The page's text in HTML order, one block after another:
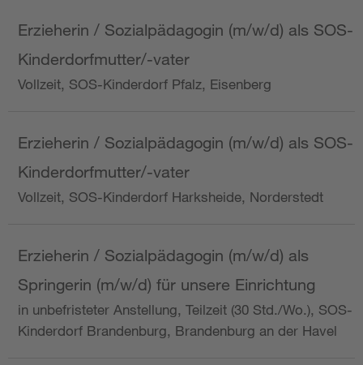
Erzieherin / Sozialpädagogin (m/w/d) als SOS-
Kinderdorfmutter/-vater
Vollzeit, SOS-Kinderdorf Pfalz, Eisenberg
Erzieherin / Sozialpädagogin (m/w/d) als SOS-
Kinderdorfmutter/-vater
Vollzeit, SOS-Kinderdorf Harksheide, Norderstedt
Erzieherin / Sozialpädagogin (m/w/d) als
Springerin (m/w/d) für unsere Einrichtung
in unbefristeter Anstellung, Teilzeit (30 Std./Wo.), SOS-
Kinderdorf Brandenburg, Brandenburg an der Havel